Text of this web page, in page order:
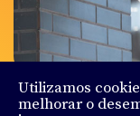
Utilizamos
melhorar o